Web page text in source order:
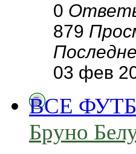
0
879
03 фев
ВСЕ
Бруно